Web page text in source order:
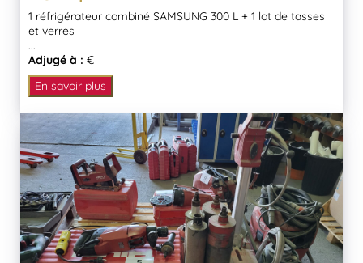
1 réfrigérateur combiné SAMSUNG 300 L + 1 lot de tasses
et verres
...
Adjugé à : €
En savoir plus